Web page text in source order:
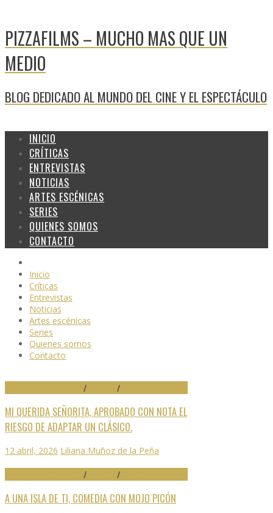
PIZZAFILMS – MUCHO MAS QUE UN
MEDIO
BLOG DEDICADO AL MUNDO DEL CINE Y EL ESPECTÁCULO
INICIO
CRÍTICAS
ENTREVISTAS
NOTICIAS
ARTES ESCÉNICAS
SERIES
QUIENES SOMOS
CONTACTO
Inicio
Críticas
Entrevistas
Noticias
Artes escénicas
Series
Quienes somos
Contacto
/ /
MI QUERIDA SEÑORITA, APROBADO CON NOTA EL
RIESGO DE ADAPTAR UN CLÁSICO.
12 abril, 2026 Liliana Muñoz de la Peña
/ /
A UNA ISLA DE TI, COMEDIA CON MOJO PICÓN